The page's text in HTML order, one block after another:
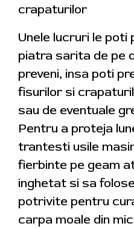
crapaturilor
Unele lucruri le poti
piatra sarita de pe
preveni, insa poti
fisurilor si
sau de eventuale
Pentru a proteja
trantesti usile
fierbinte pe geam
inghetat si sa
potrivite pentru
carpa moale din